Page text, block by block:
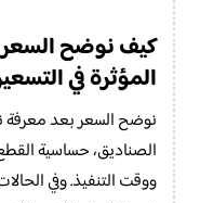
كيف نوضح السعر
المؤثرة في
نوضح السعر بعد معرفة
الصناديق، حساسية
ووقت التنفيذ. وفي